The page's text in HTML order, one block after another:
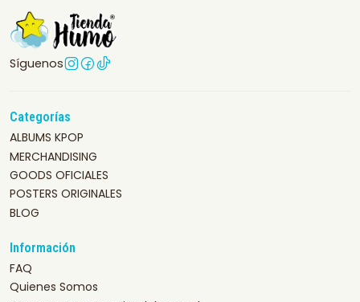
Síguenos
Categorías
ALBUMS KPOP
MERCHANDISING
GOODS OFICIALES
POSTERS ORIGINALES
BLOG
Información
FAQ
Quienes Somos